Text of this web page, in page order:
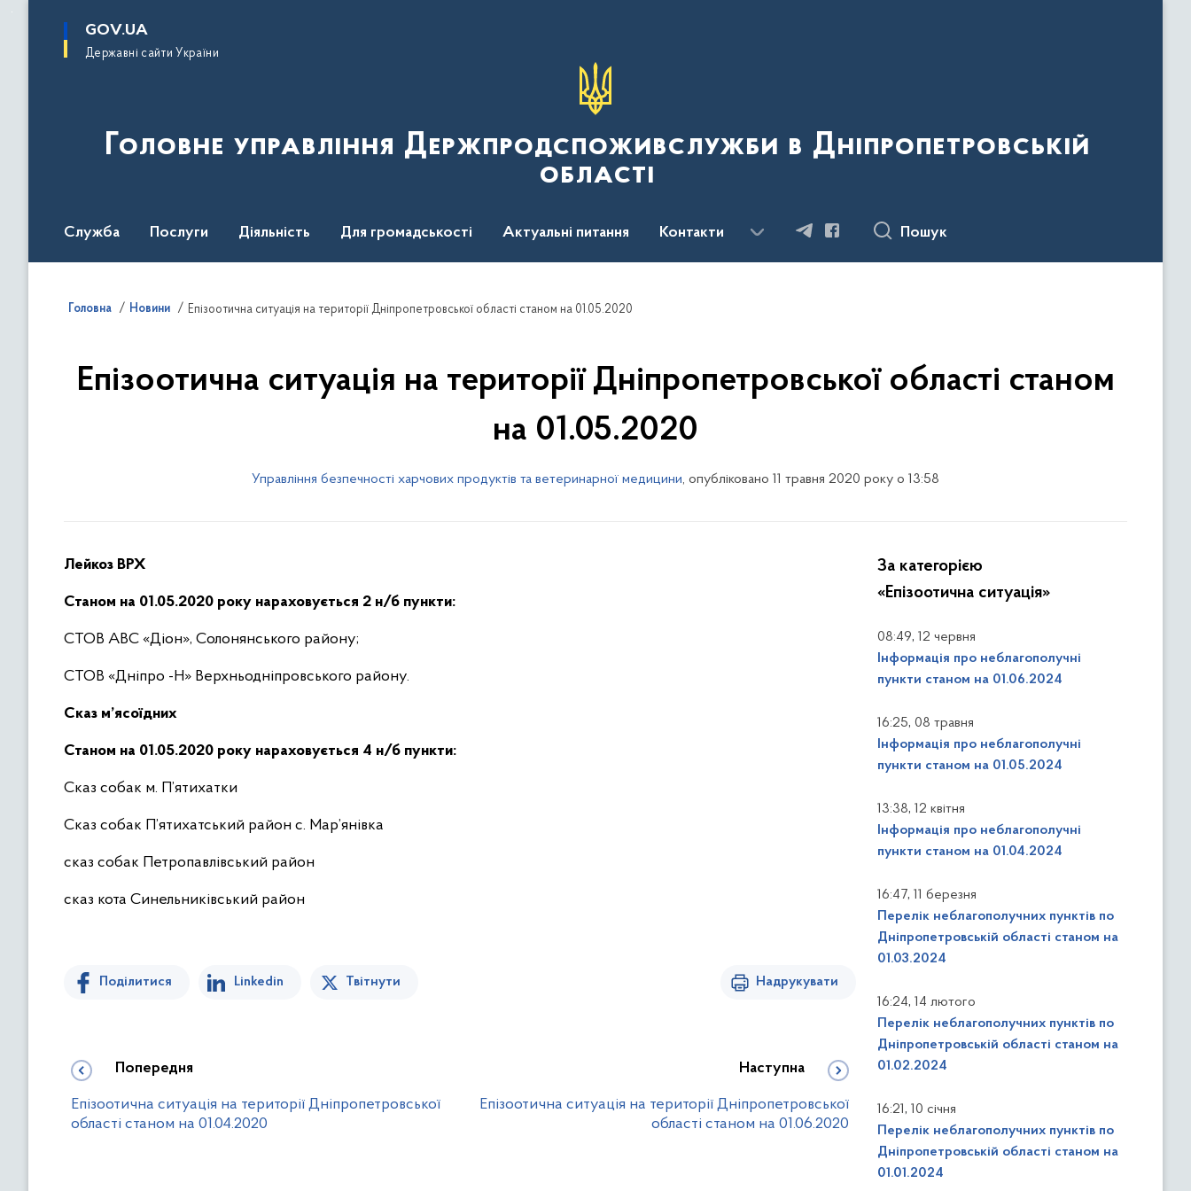
основного
GOV.UA
Державні сайти України
Головне управління Держпродспоживслужби в Дніпропетровській
області
Служба Послуги Діяльність Для громадськості Актуальні питання Контакти Пошук
Головна Новини Епізоотична ситуація на території Дніпропетровської області станом на 01.05.2020
Епізоотична ситуація на території Дніпропетровської області станом
на 01.05.2020
Управління безпечності харчових продуктів та ветеринарної медицини, опубліковано 11 травня 2020 року о 13:58
Лейкоз ВРХ
Станом на 01.05.2020 року нараховується 2 н/б пункти:
СТОВ АВС «Діон», Солонянського району;
СТОВ «Дніпро -Н» Верхньодніпровського району.
Сказ м’ясоїдних
Станом на 01.05.2020 року нараховується 4 н/б пункти:
Сказ собак м. П’ятихатки
Сказ собак П’ятихатський район с. Мар’янівка
сказ собак Петропавлівський район
сказ кота Синельниківський район
Поділитися Linkedin Твітнути Надрукувати
Попередня
Епізоотична ситуація на території Дніпропетровської
області станом на 01.04.2020
Наступна
Епізоотична ситуація на території Дніпропетровської
області станом на 01.06.2020
За категорією
«Епізоотична ситуація»
08:49, 12 червня
Інформація про неблагополучні
пункти станом на 01.06.2024
16:25, 08 травня
Інформація про неблагополучні
пункти станом на 01.05.2024
13:38, 12 квітня
Інформація про неблагополучні
пункти станом на 01.04.2024
16:47, 11 березня
Перелік неблагополучних пунктів по
Дніпропетровській області станом на
01.03.2024
16:24, 14 лютого
Перелік неблагополучних пунктів по
Дніпропетровській області станом на
01.02.2024
16:21, 10 січня
Перелік неблагополучних пунктів по
Дніпропетровській області станом на
01.01.2024